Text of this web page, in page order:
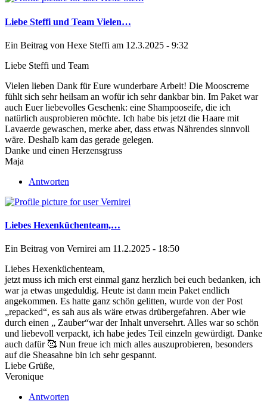
Liebe Steffi und Team Vielen…
Ein Beitrag von Hexe Steffi am 12.3.2025 - 9:32
Liebe Steffi und Team
Vielen lieben Dank für Eure wunderbare Arbeit! Die Mooscreme
fühlt sich sehr heilsam an wofür ich sehr dankbar bin. Im Paket war
auch Euer liebevolles Geschenk: eine Shampooseife, die ich
natürlich ausprobieren möchte. Ich habe bis jetzt die Haare mit
Lavaerde gewaschen, merke aber, dass etwas Nährendes sinnvoll
wäre. Deshalb kam das gerade gelegen.
Danke und einen Herzensgruss
Maja
Antworten
Liebes Hexenküchenteam,…
Ein Beitrag von Vernirei am 11.2.2025 - 18:50
Liebes Hexenküchenteam,
jetzt muss ich mich erst einmal ganz herzlich bei euch bedanken, ich
war ja etwas ungeduldig. Heute ist dann mein Paket endlich
angekommen. Es hatte ganz schön gelitten, wurde von der Post
„repacked“, es sah aus als wäre etwas drübergefahren. Aber wie
durch einen „ Zauber“war der Inhalt unversehrt. Alles war so schön
und liebevoll verpackt, ich habe jedes Teil einzeln gewürdigt. Danke
auch dafür 🥰 Nun freue ich mich alles auszuprobieren, besonders
auf die Sheasahne bin ich sehr gespannt.
Liebe Grüße,
Veronique
Antworten